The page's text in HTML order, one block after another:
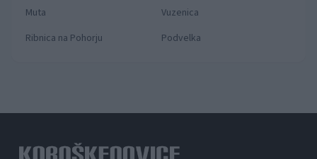
Muta
Vuzenica
Ribnica na Pohorju
Podvelka